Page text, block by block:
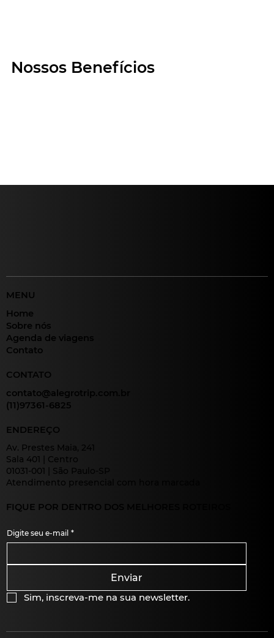
Nossos Benefícios
MENU
Home
Sobre nós
Agenda de viagens
Contato
CONTATO
contato@alegrotrip.com.br
(11)97361-6825
ENDEREÇO
Av. Prestes Maia, 241
Sala 401 | Centro
01031-001 | São Paulo-SP
Atendimento presencial com hora marcada
FIQUE POR DENTRO DOS MELHORES ROTEIROS
Digite seu e-mail *
Enviar
Sim, inscreva-me na sua newsletter.